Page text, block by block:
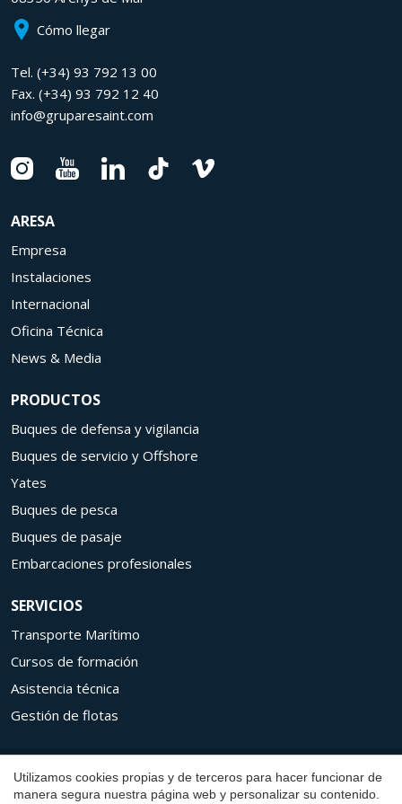
Cómo llegar
Tel. (+34) 93 792 13 00
Fax. (+34) 93 792 12 40
info@gruparesaint.com
ARESA
Empresa
Instalaciones
Internacional
Oficina Técnica
News & Media
PRODUCTOS
Buques de defensa y vigilancia
Buques de servicio y Offshore
Yates
Buques de pesca
Buques de pasaje
Embarcaciones profesionales
SERVICIOS
Transporte Marítimo
Cursos de formación
Asistencia técnica
Gestión de flotas
Copyright © 2026 Aresa Shipyard
Utilizamos cookies propias y de terceros para hacer funcionar de
manera segura nuestra página web y personalizar su contenido.
Guardar configuración